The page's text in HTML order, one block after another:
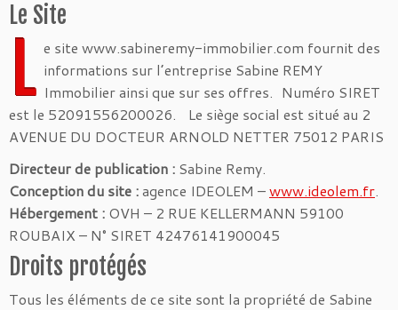
Le Site
L e site www.sabineremy-immobilier.com fournit des
informations sur l’entreprise Sabine REMY
Immobilier ainsi que sur ses offres. Numéro SIRET
est le 52091556200026. Le siège social est situé au 2
AVENUE DU DOCTEUR ARNOLD NETTER 75012 PARIS
Directeur de publication : Sabine Remy.
Conception du site :agence IDEOLEM –www.ideolem.fr.
Hébergement : OVH – 2 RUE KELLERMANN 59100
ROUBAIX – N° SIRET 42476141900045
Droits protégés
Tous les éléments de ce site sont la propriété de Sabine